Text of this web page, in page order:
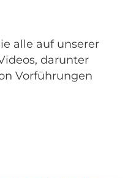
alle auf unserer
darunter
Vorführungen